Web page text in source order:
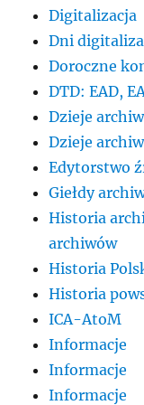
Digitalizacja
Dni
Doroczne
DTD: EAD,
Dzieje
Dzieje
Edytorstwo
Giełdy
Historia
archiwów
Historia
Historia
ICA-AtoM
Informacje
Informacje
Informacje